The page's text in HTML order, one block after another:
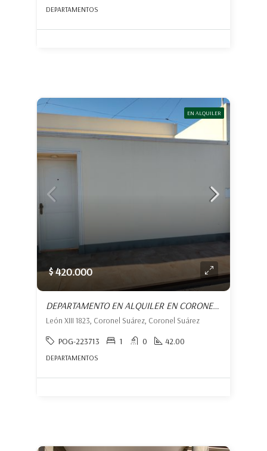
DEPARTAMENTOS
EN ALQUILER
$ 420.000
DEPARTAMENTO EN ALQUILER EN CORONEL SUÁREZ
León XIII 1823, Coronel Suárez, Coronel Suárez
POG-223713 1 0 42.00
DEPARTAMENTOS